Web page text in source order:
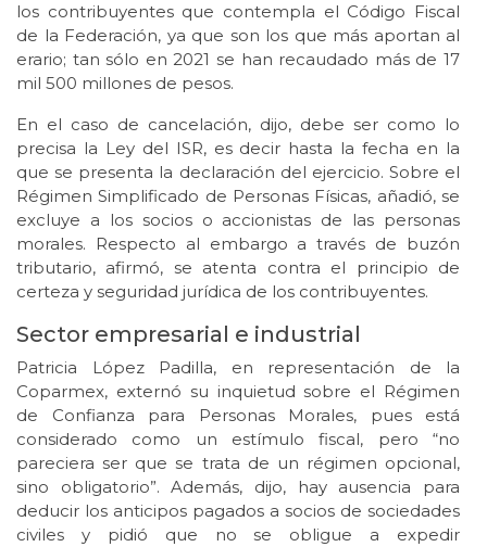
los contribuyentes que contempla el Código Fiscal
de la Federación, ya que son los que más aportan al
erario; tan sólo en 2021 se han recaudado más de 17
mil 500 millones de pesos.
En el caso de cancelación, dijo, debe ser como lo
precisa la Ley del ISR, es decir hasta la fecha en la
que se presenta la declaración del ejercicio. Sobre el
Régimen Simplificado de Personas Físicas, añadió, se
excluye a los socios o accionistas de las personas
morales. Respecto al embargo a través de buzón
tributario, afirmó, se atenta contra el principio de
certeza y seguridad jurídica de los contribuyentes.
Sector empresarial e industrial
Patricia López Padilla, en representación de la
Coparmex, externó su inquietud sobre el Régimen
de Confianza para Personas Morales, pues está
considerado como un estímulo fiscal, pero “no
pareciera ser que se trata de un régimen opcional,
sino obligatorio”. Además, dijo, hay ausencia para
deducir los anticipos pagados a socios de sociedades
civiles y pidió que no se obligue a expedir